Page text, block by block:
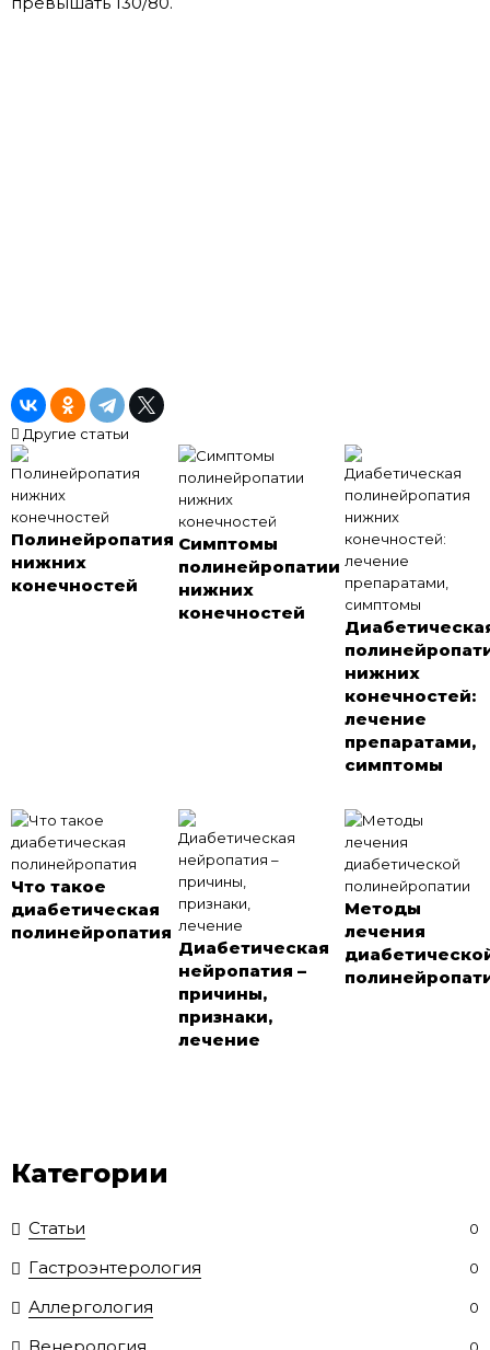
Другие статьи
Полинейропатия
нижних
конечностей
Симптомы
полинейропатии
нижних
конечностей
нижних
конечностей:
лечение
препаратами,
симптомы
Что такое
диабетическая
полинейропатия
Диабетическая
нейропатия –
причины,
признаки,
лечение
Методы
лечения
Категории
Статьи 0
Гастроэнтерология 0
Аллергология 0